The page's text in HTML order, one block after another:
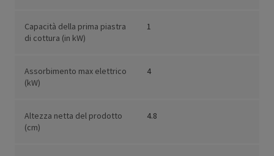
Capacità della prima piastra
di cottura (in kW)
1
Assorbimento max elettrico
(kW)
4
Altezza netta del prodotto
(cm)
4.8